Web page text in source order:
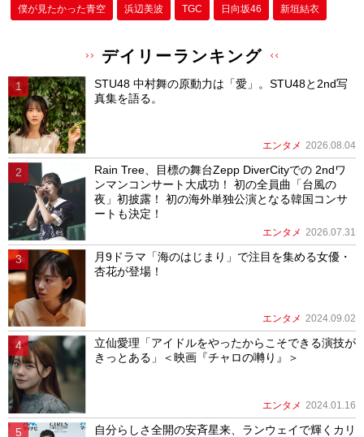
僕が⾒たかった⻘空 浜辺美波 TGC 日向坂46 新垣結衣
デイリーランキング
STU48 中村舞の原動力は「愛」。STU48と2nd写
真集を語る。
エンタメ 2026.08.04
Rain Tree、目標の舞台Zepp DiverCityでの 2ndワ
ンマンコンサート大成功！ 初の全員曲「台風の
夜」初披露！ 初の海外単独公演となる韓国コンサ
ートも決定！
エンタメ 2026.07.31
月9ドラマ「海のはじまり」で注目を集める女優・
杏花が登場！
エンタメ 2024.09.02
立仙愛理「アイドルをやったからこそできる演技が
きっとある」＜映画『チャロの囀り』＞
エンタメ 2024.01.16
自分らしさ全開の安斉星来、ランウェイで輝くカリ